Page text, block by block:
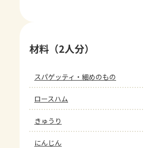
材料（2人分）
スパゲッティ・細めのもの
ロースハム
きゅうり
にんじん